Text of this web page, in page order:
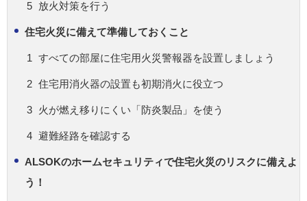
放火対策を行う
住宅火災に備えて準備しておくこと
すべての部屋に住宅用火災警報器を設置しましょう
住宅用消火器の設置も初期消火に役立つ
火が燃え移りにくい「防炎製品」を使う
避難経路を確認する
ALSOKのホームセキュリティで住宅火災のリスクに備えよ
う！